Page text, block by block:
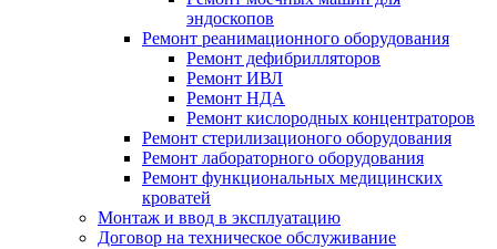
эндоскопов
Ремонт реанимационного оборудования
Ремонт дефибрилляторов
Ремонт ИВЛ
Ремонт НДА
Ремонт кислородных концентраторов
Ремонт стерилизационого оборудования
Ремонт лабораторного оборудования
Ремонт функциональных медицинских
кроватей
Монтаж и ввод в эксплуатацию
Договор на техническое обслуживание